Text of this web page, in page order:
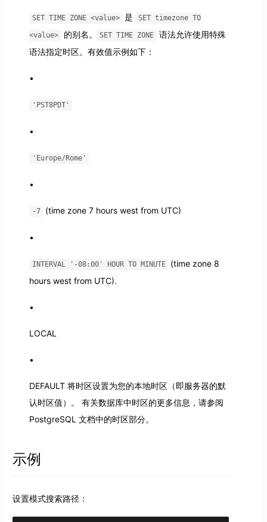
SET TIME ZONE <value> 是 SET timezone TO
<value> 的别名。 SET TIME ZONE
语法允许使用特殊
语法指定时区。有效值示例如下：
'PST8PDT'
'Europe/Rome'
-7 (time zone 7 hours west from UTC)
INTERVAL '-08:00' HOUR TO MINUTE
(time zone 8
hours west from UTC).
LOCAL
DEFAULT 将时区设置为您的本地时区（即服务器的默
认时区值）。 有关数据库中时区的更多信息，请参阅
PostgreSQL 文档中的时区部分。
示例
设置模式搜索路径：